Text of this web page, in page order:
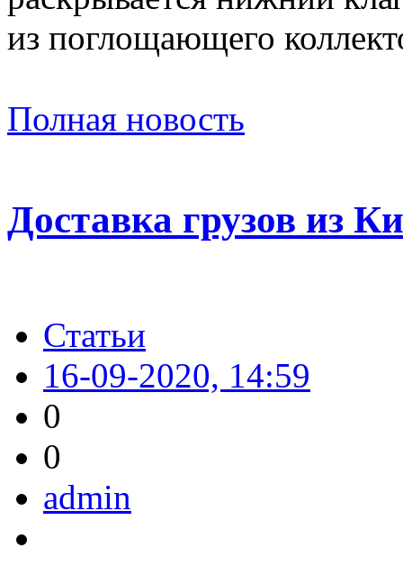
из поглощающего
Полная новость
Доставка грузов из
Статьи
16-09-2020, 14:59
0
0
admin